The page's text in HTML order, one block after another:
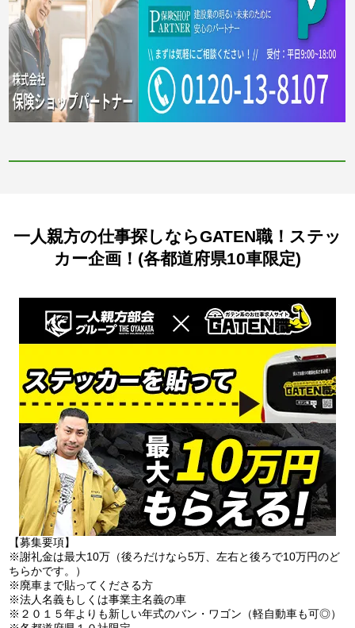
一人親方の仕事探しならGATEN職！ステッ
カー企画！(各都道府県10車限定)
【募集要項】
※謝礼金は最大10万（後ろだけなら5万、左右と後ろで10万円のど
ちらかです。）
※廃車まで貼ってくださる方
※法人名義もしくは事業主名義の車
※２０１５年よりも新しい年式のバン・ワゴン（軽自動車も可◎）